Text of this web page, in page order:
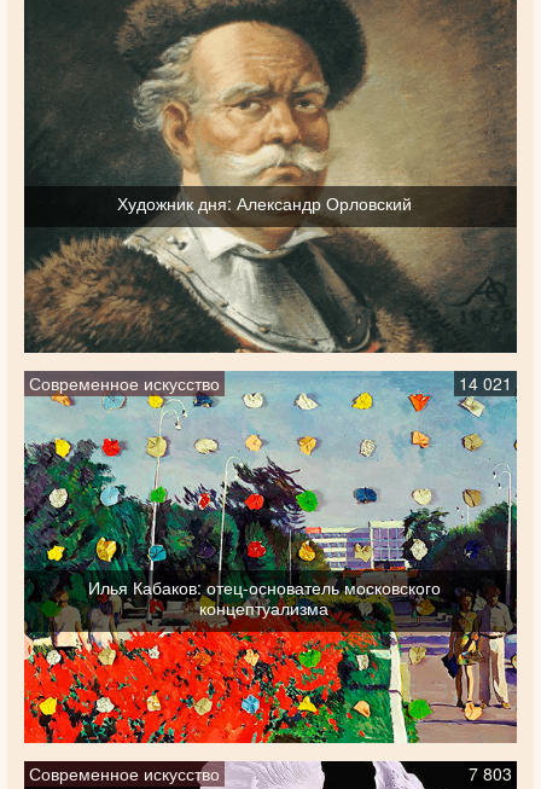
Художник дня: Александр Орловский
Современное искусство 14 021
Илья Кабаков: отец-основатель московского
концептуализма
Современное искусство 7 803